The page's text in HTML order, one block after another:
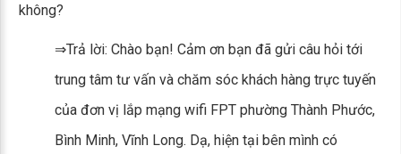
không?
⇒Trả lời: Chào bạn! Cảm ơn bạn đã gửi câu hỏi tới
trung tâm tư vấn và chăm sóc khách hàng trực tuyến
của đơn vị lắp mạng wifi FPT phường Thành Phước,
Bình Minh, Vĩnh Long. Dạ, hiện tại bên mình có